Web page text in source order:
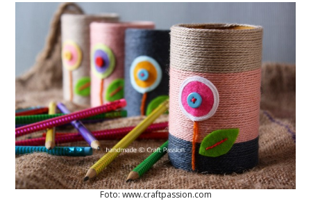
Foto: www.craftpassion.com